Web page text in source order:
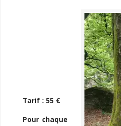
Tarif : 55 €
Pour chaque